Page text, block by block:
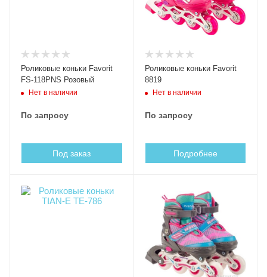
Роликовые коньки Favorit
FS-118PNS Розовый
Нет в наличии
По запросу
Под заказ
Роликовые коньки Favorit
8819
Нет в наличии
По запросу
Подробнее